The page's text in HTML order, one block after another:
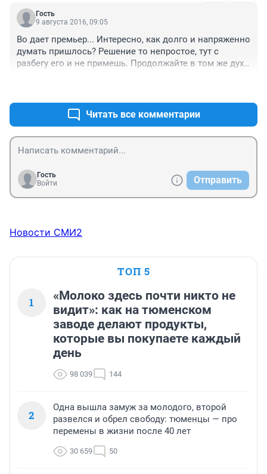
Гость
9 августа 2016, 09:05
Во дает премьер... Интересно, как долго и напряженно
думать пришлось? Решение то непростое, тут с
разбегу его и не примешь. Продолжайте в том же духе,
Читать все комментарии
Гость
Войти
Отправить
Новости СМИ2
ТОП 5
1
«Молоко здесь почти никто не
видит»: как на тюменском
заводе делают продукты,
которые вы покупаете каждый
день
98 039 144
2
Одна вышла замуж за молодого, второй
развелся и обрел свободу: тюменцы — про
перемены в жизни после 40 лет
30 659 50